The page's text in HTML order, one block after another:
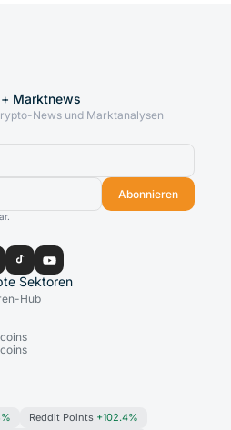
Marktnews
News und Marktanalysen
Abonnieren
Sektoren
Hub
Reddit Points +102.4%